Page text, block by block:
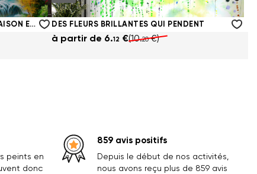
à partir de6.12€ (10.20€)
CASCADE BRUYANTE PRÈS DE LA MAISON EN AUTOMNE DES FLEURS BRILLANTES QUI PENDENT
à partir de 6.12 €(10.20€)
peints en
donc
859 avis positifs
Depuis le début de nos activités,
nous avons reçu plus de 859 avis